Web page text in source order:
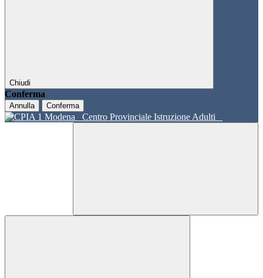
Chiudi
Conferma
Annulla Conferma
Centro Provinciale Istruzione Adulti